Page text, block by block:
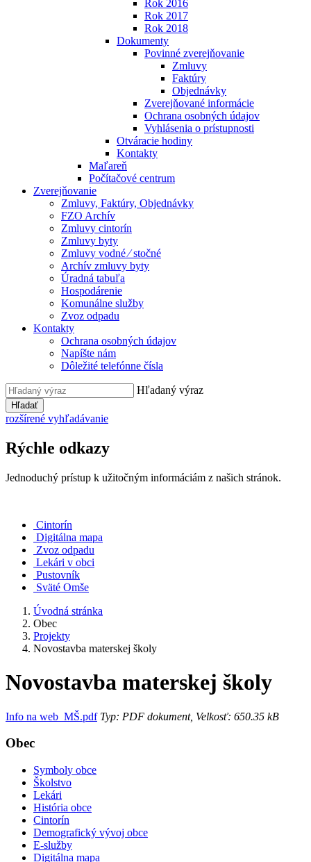
Rok 2016
Rok 2017
Rok 2018
Dokumenty
Povinné zverejňovanie
Zmluvy
Faktúry
Objednávky
Zverejňované informácie
Ochrana osobných údajov
Vyhlásenia o prístupnosti
Otváracie hodiny
Kontakty
Maľareň
Počítačové centrum
Zverejňovanie
Zmluvy, Faktúry, Objednávky
FZO Archív
Zmluvy cintorín
Zmluvy byty
Zmluvy vodné ⁄ stočné
Archív zmluvy byty
Úradná tabuľa
Hospodárenie
Komunálne služby
Zvoz odpadu
Kontakty
Ochrana osobných údajov
Napíšte nám
Dôležité telefónne čísla
Hľadaný výraz
Hľadať
rozšírené vyhľadávanie
Rýchle odkazy
Jednoduchý prístup k užitočným informáciám z našich stránok.
Cintorín
Digitálna mapa
Zvoz odpadu
Lekári v obci
Pustovník
Sväté Omše
Úvodná stránka
Obec
Projekty
Novostavba materskej školy
Novostavba materskej školy
Info na web_MŠ.pdfTyp: PDF dokument, Velkosť: 650.35 kB
Obec
Symboly obce
Školstvo
Lekári
História obce
Cintorín
Demografický vývoj obce
E-služby
Digitálna mapa